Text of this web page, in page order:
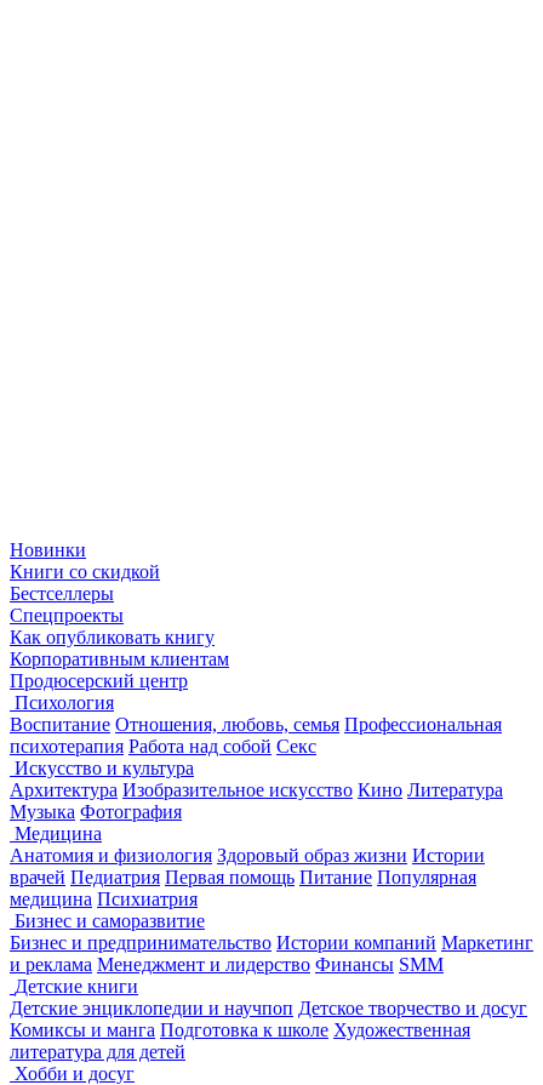
Новинки
Книги со скидкой
Бестселлеры
Спецпроекты
Как опубликовать книгу
Корпоративным клиентам
Продюсерский центр
Психология
Воспитание Отношения, любовь, семья Профессиональная
психотерапия Работа над собой Секс
Искусство и культура
Архитектура Изобразительное искусство Кино Литература
Музыка Фотография
Медицина
Анатомия и физиология Здоровый образ жизни Истории
врачей Педиатрия Первая помощь Питание Популярная
медицина Психиатрия
Бизнес и саморазвитие
Бизнес и предпринимательство Истории компаний Маркетинг
и реклама Менеджмент и лидерство Финансы SMM
Детские книги
Детские энциклопедии и научпоп Детское творчество и досуг
Комиксы и манга Подготовка к школе Художественная
литература для детей
Хобби и досуг